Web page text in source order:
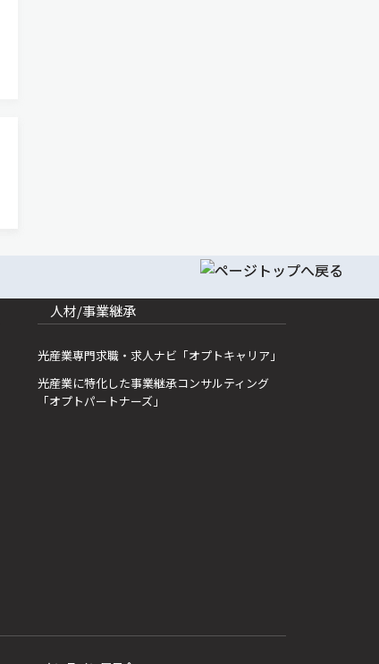
人材/事業継承
光産業専門求職・求人ナビ「オプトキャリア」
光産業に特化した事業継承コンサルティング
「オプトパートナーズ」